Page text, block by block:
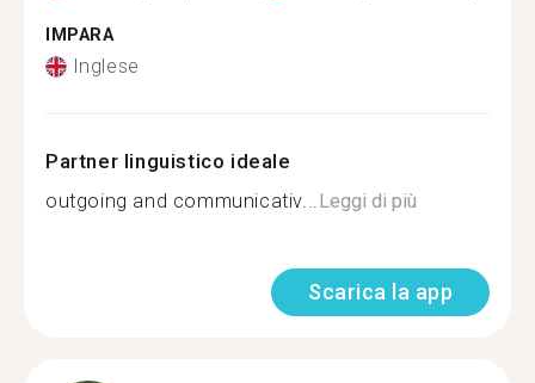
IMPARA
Inglese
Partner linguistico ideale
outgoing and communicativ...Leggi di più
Scarica la app